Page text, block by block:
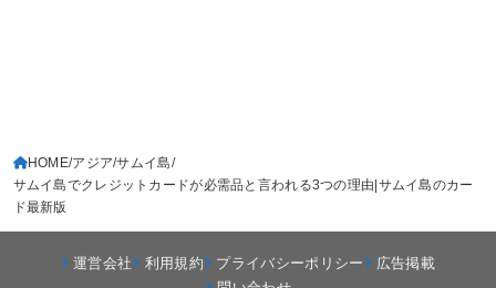
HOME アジア サムイ島
サムイ島でクレジットカードが必需品と言われる3つの理由|サムイ島のカー
ド最新版
運営会社 利用規約 プライバシーポリシー
広告掲載